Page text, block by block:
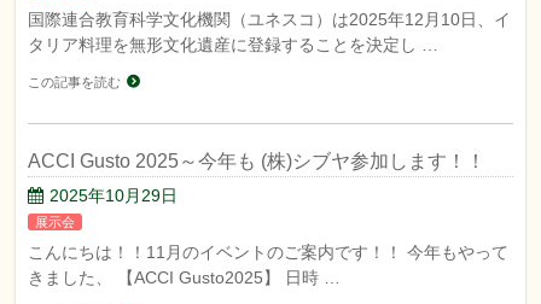
国際連合教育科学文化機関（ユネスコ）は2025年12月10日、イ
タリア料理を無形文化遺産に登録することを決定し …
この記事を読む
ACCI Gusto 2025～今年も (株)シブヤ参加します！！
2025年10月29日
展示会
こんにちは！！11月のイベントのご案内です！！ 今年もやって
きました、 【ACCI Gusto2025】 日時 …